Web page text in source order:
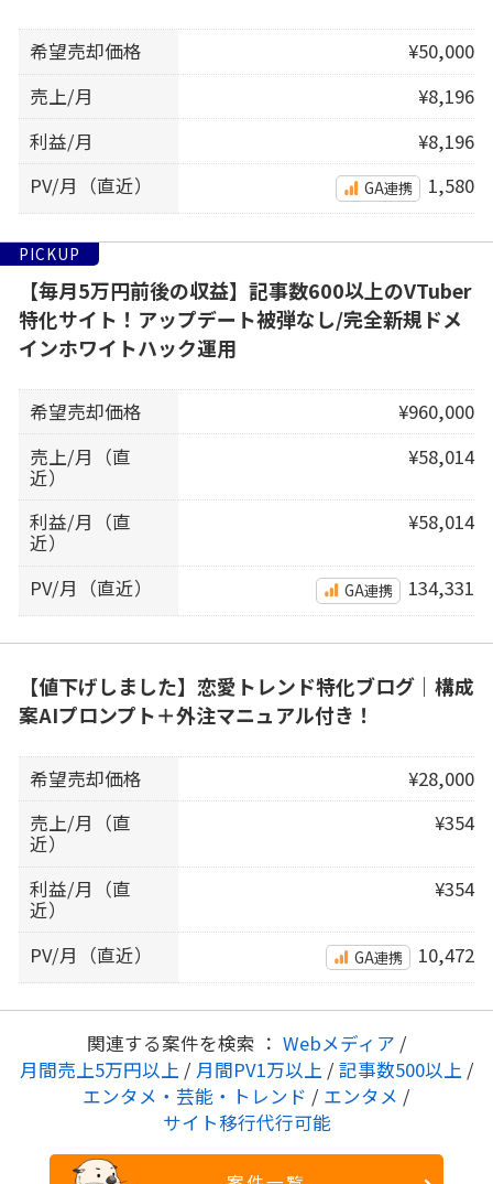
希望売却価格
¥50,000
売上/月
¥8,196
利益/月
¥8,196
PV/月（直近）
GA連携 1,580
PICKUP
【毎月5万円前後の収益】記事数600以上のVTuber
特化サイト！アップデート被弾なし/完全新規ドメ
インホワイトハック運用
希望売却価格
¥960,000
売上/月（直
近）
¥58,014
利益/月（直
近）
¥58,014
PV/月（直近） GA連携 134,331
【値下げしました】恋愛トレンド特化ブログ｜構成
案AIプロンプト＋外注マニュアル付き！
希望売却価格
¥28,000
売上/月（直
近）
¥354
利益/月（直
近）
¥354
PV/月（直近） GA連携 10,472
関連する案件を検索 ： Webメディア /
月間売上5万円以上 / 月間PV1万以上 / 記事数500以上 /
エンタメ・芸能・トレンド / エンタメ /
サイト移行代行可能